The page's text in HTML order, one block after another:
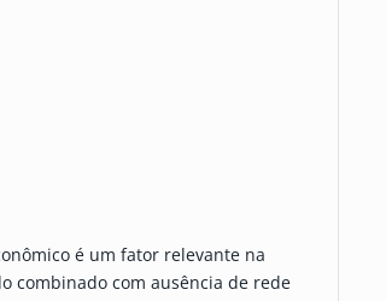
é um fator relevante na
combinado com ausência de rede